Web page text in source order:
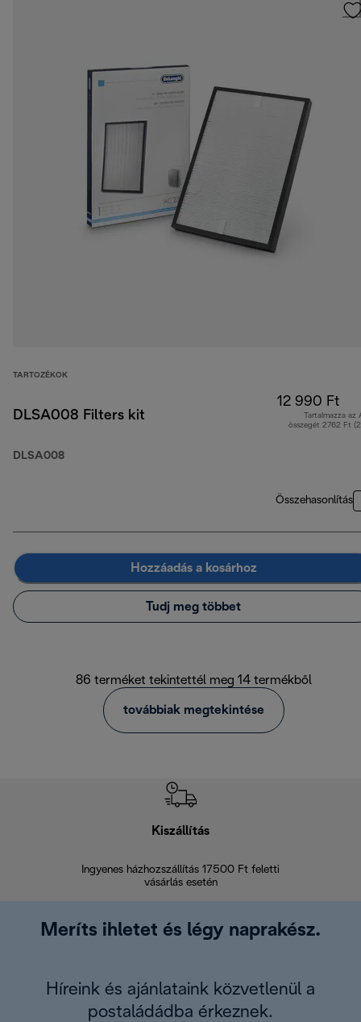
TARTOZÉKOK
DLSA008 Filters kit
DLSA008
12 990 Ft
Tartalmazza az
összegét 2762 Ft
Összehasonlítás
Hozzáadás a kosárhoz
Tudj meg többet
86 terméket tekintettél meg 14 termékből
továbbiak megtekintése
Kiszállítás
Ingyenes házhozszállítás 17500 Ft feletti
vásárlás esetén
Meríts ihletet és légy naprakész.
Híreink és ajánlataink közvetlenül a
postaládádba érkeznek.